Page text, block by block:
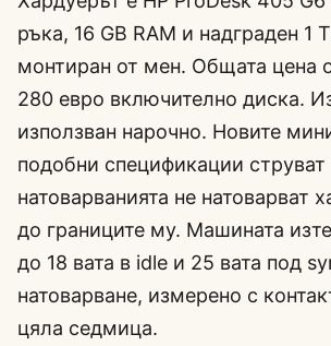
ръка, 16 GB RAM и надграден 1
монтиран от мен. Общата цена
280 евро включително диска.
използван нарочно. Новите
подобни спецификации
натоварванията не натоварват
до границите му. Машината
до 18 вата в idle и 25 вата под
натоварване, измерено с
цяла седмица.